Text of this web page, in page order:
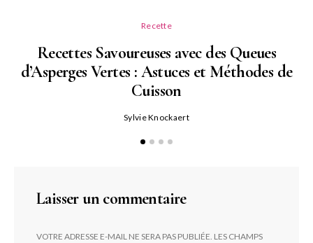
Recette
Recettes Savoureuses avec des Queues
d’Asperges Vertes : Astuces et Méthodes de
Cuisson
Sylvie Knockaert
Laisser un commentaire
VOTRE ADRESSE E-MAIL NE SERA PAS PUBLIÉE. LES CHAMPS